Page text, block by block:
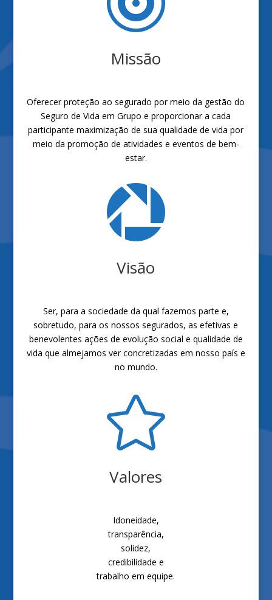
Missão
Oferecer proteção ao segurado por meio da gestão do
Seguro de Vida em Grupo e proporcionar a cada
participante maximização de sua qualidade de vida por
meio da promoção de atividades e eventos de bem-
estar.

Visão
Ser, para a sociedade da qual fazemos parte e,
sobretudo, para os nossos segurados, as efetivas e
benevolentes ações de evolução social e qualidade de
vida que almejamos ver concretizadas em nosso país e
no mundo.

Valores
Idoneidade,
transparência,
solidez,
credibilidade e
trabalho em equipe.